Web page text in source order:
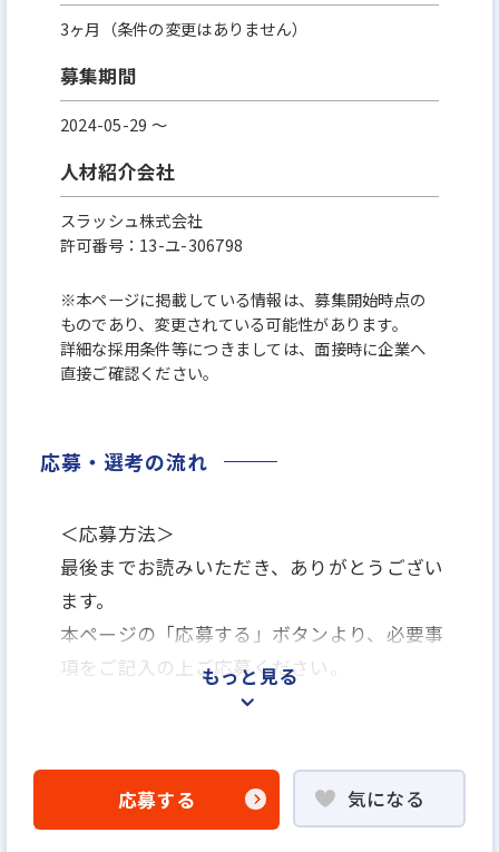
3ヶ月（条件の変更はありません）
募集期間
2024-05-29 〜
人材紹介会社
スラッシュ株式会社
許可番号：13-ユ-306798
※本ページに掲載している情報は、募集開始時点の
ものであり、変更されている可能性があります。
詳細な採用条件等につきましては、面接時に企業へ
直接ご確認ください。
応募・選考の流れ
＜応募方法＞
最後までお読みいただき、ありがとうござい
ます。
本ページの「応募する」ボタンより、必要事
項をご記入の上ご応募ください。
「応募する」よりエントリー
【説明選考会（電話面談）】
もっと見る
応募する 気になる